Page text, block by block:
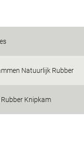
Natuurlijk Rubber
Rubber Knipkam